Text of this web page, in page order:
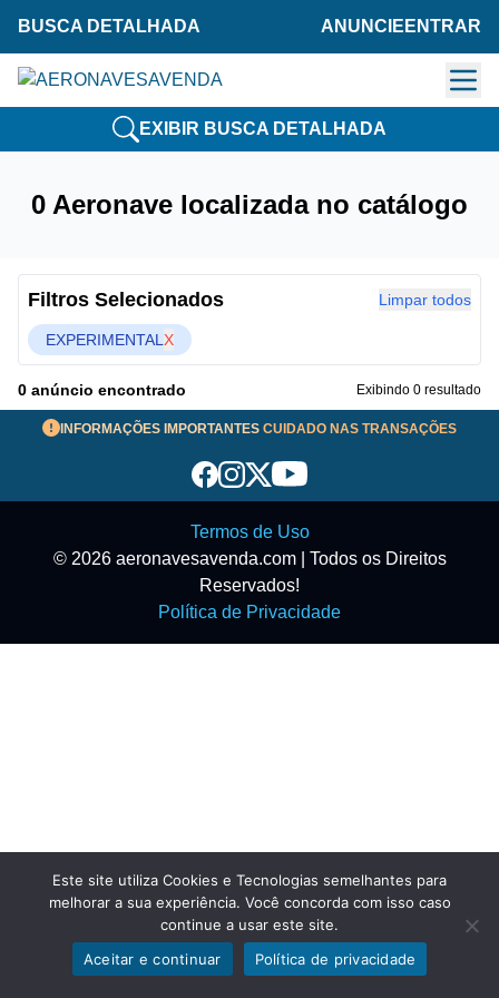
BUSCA DETALHADA ANUNCIE ENTRAR
EXIBIR BUSCA DETALHADA
Exibir filtros
0 Aeronave localizada no catálogo
Filtros Selecionados Limpar todos
EXPERIMENTAL X
0 anúncio encontrado Exibindo 0 resultado
INFORMAÇÕES IMPORTANTES CUIDADO NAS TRANSAÇÕES
Termos de Uso
© 2026 aeronavesavenda.com | Todos os Direitos
Reservados!
Política de Privacidade
Este site utiliza Cookies e Tecnologias semelhantes para
melhorar a sua experiência. Você concorda com isso caso
continue a usar este site.
Aceitar e continuar
Política de privacidade